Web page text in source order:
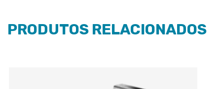
PRODUTOS RELACIONADOS